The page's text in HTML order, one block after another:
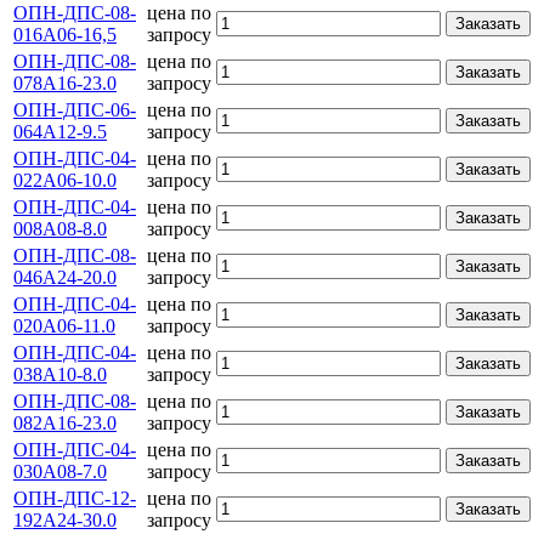
ОПН-ДПС-08-
016А06-16,5
цена по
запросу
Заказать
ОПН-ДПС-08-
078А16-23.0
цена по
запросу
Заказать
ОПН-ДПС-06-
064А12-9.5
цена по
запросу
Заказать
ОПН-ДПС-04-
022А06-10.0
цена по
запросу
Заказать
ОПН-ДПС-04-
008А08-8.0
цена по
запросу
Заказать
ОПН-ДПС-08-
046А24-20.0
цена по
запросу
Заказать
ОПН-ДПС-04-
020А06-11.0
цена по
запросу
Заказать
ОПН-ДПС-04-
038А10-8.0
цена по
запросу
Заказать
ОПН-ДПС-08-
082А16-23.0
цена по
запросу
Заказать
ОПН-ДПС-04-
030А08-7.0
цена по
запросу
Заказать
ОПН-ДПС-12-
192А24-30.0
цена по
запросу
Заказать